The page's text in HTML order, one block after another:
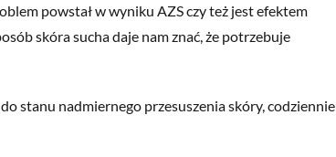
powstał w wyniku AZS czy też jest efektem
skóra sucha daje nam znać, że potrzebuje
stanu nadmiernego przesuszeniaskóry, codziennie